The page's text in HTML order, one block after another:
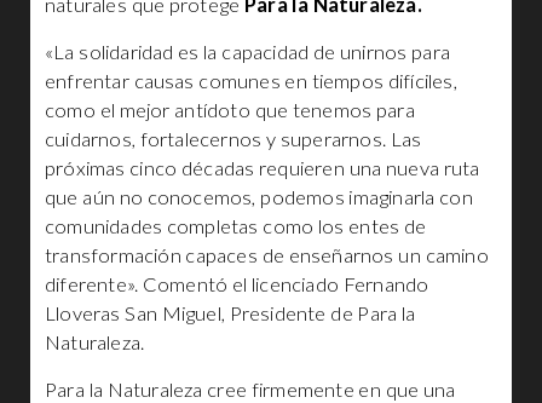
naturales que protege Para la Naturaleza.
«La solidaridad es la capacidad de unirnos para
enfrentar causas comunes en tiempos difíciles,
como el mejor antídoto que tenemos para
cuidarnos, fortalecernos y superarnos. Las
próximas cinco décadas requieren una nueva ruta
que aún no conocemos, podemos imaginarla con
comunidades completas como los entes de
transformación capaces de enseñarnos un camino
diferente». Comentó el licenciado Fernando
Lloveras San Miguel, Presidente de Para la
Naturaleza.
Para la Naturaleza cree firmemente en que una